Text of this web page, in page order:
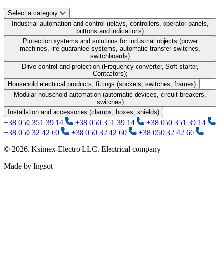
Select a category
Industrial automation and control (relays, controllers, operator panels,
buttons and indications)
Protection systems and solutions for industrial objects (power
machines, life guarantee systems, automatic transfer switches,
switchboards)
Drive control and protection (Frequency converter, Soft starter,
Contactors);
Household electrical products, fittings (sockets, switches, frames)
Modular household automation (automatic devices, circuit breakers,
switches)
Installation and accessories (clamps, boxes, shields)
+38 050 351 39 14 +38 050 351 39 14
+38 050 351 39 14
+38 050 32 42 60
+38 050 32 42 60
+38 050 32 42 60
© 2026. Ksimex-Electro LLC. Electrical company
Made by Ingsot